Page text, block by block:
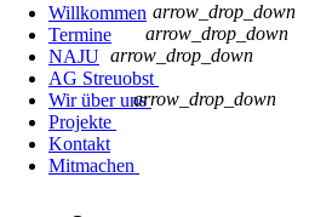
Willkommen
Termine
NAJU
AG Streuobst
arrow_drop_down
Wir über uns
arrow_drop_down
Projekte
arrow_drop_down
Kontakt
Mitmachen
arrow_drop_down